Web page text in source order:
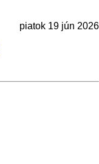
piatok 19 jún 2026